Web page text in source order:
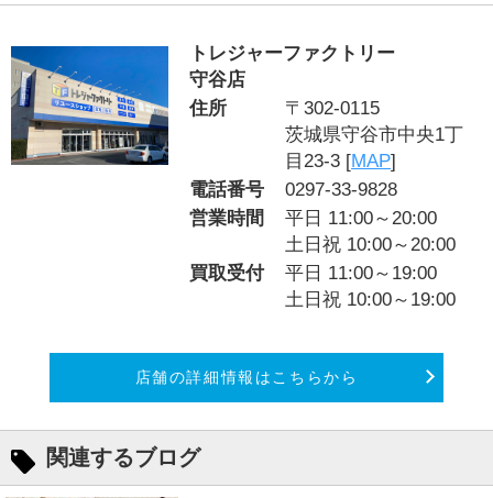
トレジャーファクトリー
守谷店
住所
〒302-0115
茨城県守谷市中央1丁
目23-3 [MAP]
電話番号
0297-33-9828
営業時間
平日 11:00～20:00
土日祝 10:00～20:00
買取受付
平日 11:00～19:00
土日祝 10:00～19:00
店舗の詳細情報はこちらから
関連するブログ